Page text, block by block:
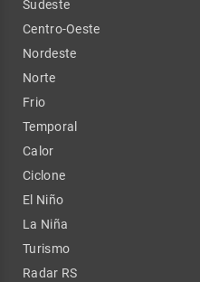
Sudeste
Centro-Oeste
Nordeste
Norte
Frio
Temporal
Calor
Ciclone
El Niño
La Niña
Turismo
Radar RS